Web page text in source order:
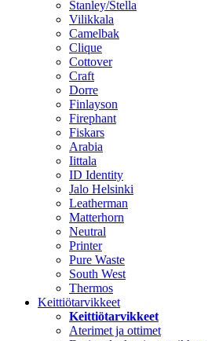
Stanley/Stella
Vilikkala
Camelbak
Clique
Cottover
Craft
Dorre
Finlayson
Firephant
Fiskars
Arabia
Iittala
ID Identity
Jalo Helsinki
Leatherman
Matterhorn
Neutral
Printer
Pure Waste
South West
Thermos
Keittiötarvikkeet
Keittiötarvikkeet
Aterimet ja ottimet